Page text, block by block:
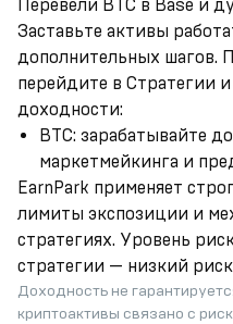
Перевели BTC в Base и
Заставьте активы
дополнительных шагов.
перейдите в Стратегии
доходности:
BTC: зарабатывайте
маркетмейкинга и
EarnPark применяет
лимиты экспозиции и
стратегиях. Уровень
стратегии — низкий
Доходность не
криптоактивы связано с